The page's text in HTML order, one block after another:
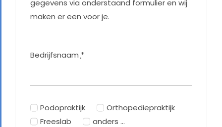
gegevens via onderstaand formulier en wij
maken er een voor je.
Bedrijfsnaam *
Podopraktijk
Orthopediepraktijk
Freeslab
anders ...